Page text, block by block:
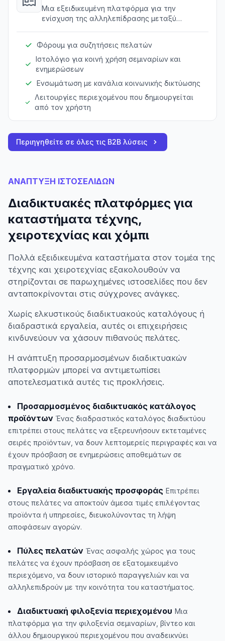
κοινότητας
Μια εξειδικευμένη πλατφόρμα για την
ενίσχυση της αλληλεπίδρασης μεταξύ
Φόρουμ για συζητήσεις πελατών
Ιστολόγιο για κοινή χρήση σεμιναρίων και
ενημερώσεων
Ενσωμάτωση με κανάλια κοινωνικής δικτύωσης
Λειτουργίες περιεχομένου που δημιουργείται
από τον χρήστη
Περιηγηθείτε σε όλες τις B2B λύσεις
ΑΝΑΠΤΥΞΗ ΙΣΤΟΣΕΛΙΔΩΝ
Διαδικτυακές πλατφόρμες για
καταστήματα τέχνης,
χειροτεχνίας και χόμπι
Πολλά εξειδικευμένα καταστήματα στον τομέα της
τέχνης και χειροτεχνίας εξακολουθούν να
στηρίζονται σε παρωχημένες ιστοσελίδες που δεν
ανταποκρίνονται στις σύγχρονες ανάγκες.
Χωρίς ελκυστικούς διαδικτυακούς καταλόγους ή
διαδραστικά εργαλεία, αυτές οι επιχειρήσεις
κινδυνεύουν να χάσουν πιθανούς πελάτες.
Η ανάπτυξη προσαρμοσμένων διαδικτυακών
πλατφορμών μπορεί να αντιμετωπίσει
αποτελεσματικά αυτές τις προκλήσεις.
Προσαρμοσμένος διαδικτυακός κατάλογος
προϊόντων Ένας διαδραστικός καταλόγος διαδικτύου
επιτρέπει στους πελάτες να εξερευνήσουν εκτεταμένες
σειρές προϊόντων, να δουν λεπτομερείς περιγραφές και να
έχουν πρόσβαση σε ενημερώσεις αποθεμάτων σε
πραγματικό χρόνο.
Εργαλεία διαδικτυακής προσφοράς Επιτρέπει
στους πελάτες να αποκτούν άμεσα τιμές επιλέγοντας
προϊόντα ή υπηρεσίες, διευκολύνοντας τη λήψη
αποφάσεων αγορών.
Πύλες πελατών Ένας ασφαλής χώρος για τους
πελάτες να έχουν πρόσβαση σε εξατομικευμένο
περιεχόμενο, να δουν ιστορικό παραγγελιών και να
αλληλεπιδρούν με την κοινότητα του καταστήματος.
Διαδικτυακή φιλοξενία περιεχομένου Μια
πλατφόρμα για την φιλοξενία σεμιναρίων, βίντεο και
άλλου δημιουργικού περιεχομένου που αναδεικνύει